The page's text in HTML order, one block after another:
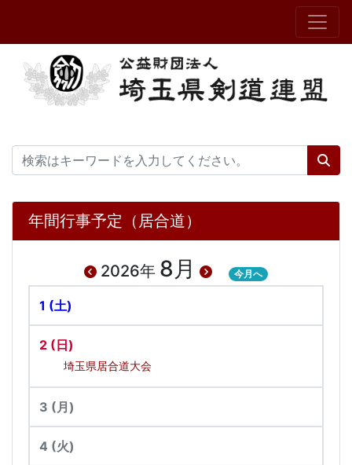
年間行事予定（居合道）
2026年 8月 今月へ
1 (土)
2 (日)
埼玉県居合道大会
3 (月)
4 (火)